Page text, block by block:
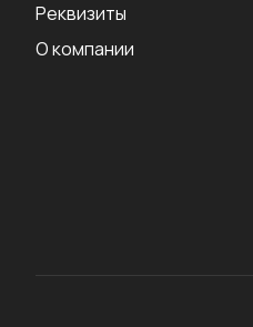
Реквизиты
О компании